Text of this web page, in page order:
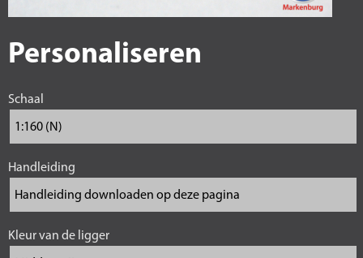
Personaliseren
Schaal
Handleiding
Kleur van de ligger